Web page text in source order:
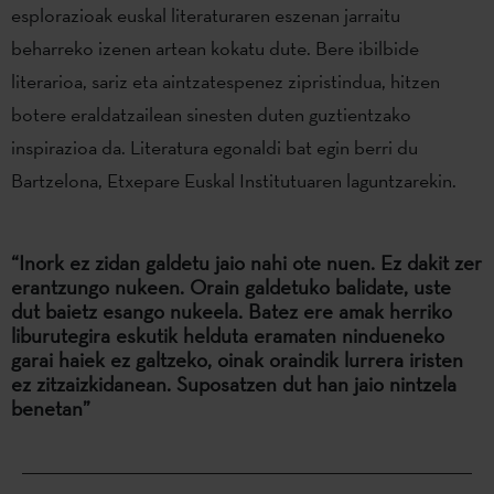
esplorazioak euskal literaturaren eszenan jarraitu
beharreko izenen artean kokatu dute. Bere ibilbide
literarioa, sariz eta aintzatespenez zipristindua, hitzen
botere eraldatzailean sinesten duten guztientzako
inspirazioa da. Literatura egonaldi bat egin berri du
Bartzelona, Etxepare Euskal Institutuaren laguntzarekin.
“Inork ez zidan galdetu jaio nahi ote nuen. Ez dakit zer
erantzungo nukeen. Orain galdetuko balidate, uste
dut baietz esango nukeela. Batez ere amak herriko
liburutegira eskutik helduta eramaten nindueneko
garai haiek ez galtzeko, oinak oraindik lurrera iristen
ez zitzaizkidanean. Suposatzen dut han jaio nintzela
benetan”